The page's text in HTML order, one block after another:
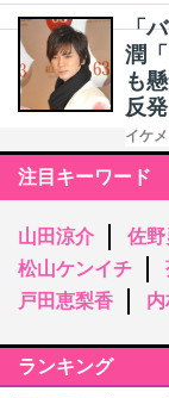
「
潤
も
反
イケ
注目キーワード
山田涼介 佐
松山ケンイチ
戸田恵梨香
ランキング